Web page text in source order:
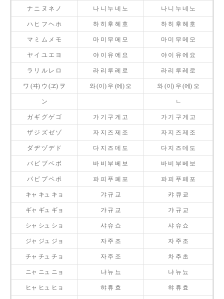
ナ ニ ヌ ネ ノ 나 니 누 네 노 나 니 누 네 노
ハ ヒ フ ヘ ホ 하 히 후 헤 호 하 히 후 헤 호
マ ミ ム メ モ 마 미 무 메 모 마 미 무 메 모
ヤ イ ユ エ ヨ 야 이 유 에 요 야 이 유 에 요
ラ リ ル レ ロ 라 리 루 레 로 라 리 루 레 로
ワ (ヰ) ウ (ヱ) ヲ 와 (이) 우 (에) 오 와 (이) 우 (에) 오
ン ㄴ
ガ ギ グ ゲ ゴ 가 기 구 게 고 가 기 구 게 고
ザ ジ ズ ゼ ゾ 자 지 즈 제 조 자 지 즈 제 조
ダ ヂ ヅ デ ド 다 지 즈 데 도 다 지 즈 데 도
バ ビ ブ ベ ボ 바 비 부 베 보 바 비 부 베 보
パ ピ プ ペ ポ 파 피 푸 페 포 파 피 푸 페 포
キャ キュ キョ 갸 규 교 캬 큐 쿄
ギャ ギュ ギョ 갸 규 교 갸 규 교
シャ シュ ショ 샤 슈 쇼 샤 슈 쇼
ジャ ジュ ジョ 자 주 조 자 주 조
チャ チュ チョ 자 주 조 차 추 초
ニャ ニュ ニョ 냐 뉴 뇨 냐 뉴 뇨
ヒャ ヒュ ヒョ 햐 휴 효 햐 휴 효